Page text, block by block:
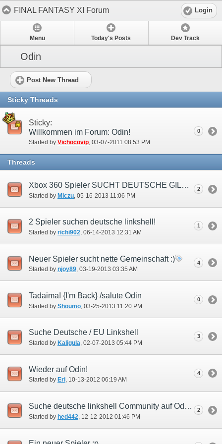
FINAL FANTASY XI Forum Login
Menu Today's Posts Dev Track
Odin
Post New Thread
Sticky Threads
Sticky:
Willkommen im Forum: Odin!
Started by Vichocovip‎, 03-07-2011 08:53 PM
0
Threads
Xbox 360 Spieler SUCHT DEUTSCHE GILDE (Linkshell)
Started by Miczu ‎, 05-16-2013 11:06 PM
2
2 Spieler suchen deutsche linkshell!
Started by richi902‎, 06-14-2013 12:31 AM
1
Neuer Spieler sucht nette Gemeinschaft :)
Started by njoy89‎, 03-19-2013 03:35 AM
4
Tadaima! {I'm Back} /salute Odin
Started by Shoumo ‎, 03-25-2013 11:20 PM
0
Suche Deutsche / EU Linkshell
Started by Kaligula‎, 02-07-2013 05:44 PM
3
Wieder auf Odin!
Started by Eri‎, 10-13-2012 06:19 AM
4
Suche deutsche linkshell Community auf Odin !!
Started by hed442 ‎, 12-12-2012 01:46 PM
2